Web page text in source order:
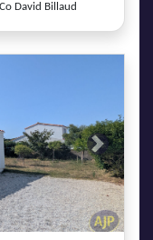
David Billaud
Next